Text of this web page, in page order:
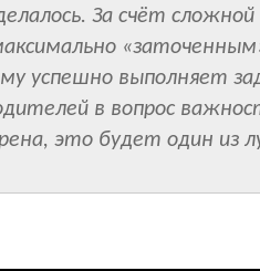
За счёт
успешно выполняет
в вопрос
это будет один из